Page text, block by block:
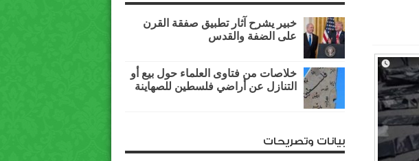
خبير يشرح آثار تطبيق صفقة القرن
على الضفة والقدس
خلاصات من فتاوى العلماء حول بيع أو
التنازل عن أراضي فلسطين للصهاينة
بيانات وتصريحات